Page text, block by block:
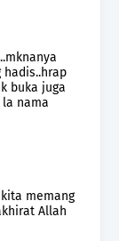
hadis..hrap
buka juga
nama
memang
Allah